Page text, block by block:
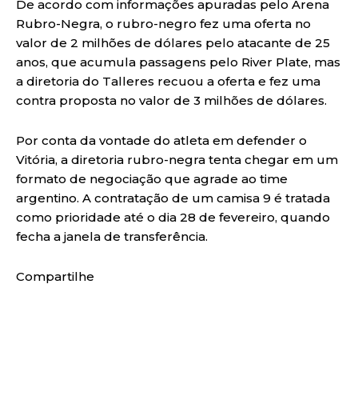
De acordo com informações apuradas pelo Arena
Rubro-Negra, o rubro-negro fez uma oferta no
valor de 2 milhões de dólares pelo atacante de 25
anos, que acumula passagens pelo River Plate, mas
a diretoria do Talleres recuou a oferta e fez uma
contra proposta no valor de 3 milhões de dólares.
Por conta da vontade do atleta em defender o
Vitória, a diretoria rubro-negra tenta chegar em um
formato de negociação que agrade ao time
argentino. A contratação de um camisa 9 é tratada
como prioridade até o dia 28 de fevereiro, quando
fecha a janela de transferência.
Compartilhe